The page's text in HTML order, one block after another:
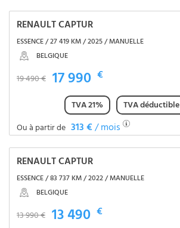
RENAULT CAPTUR
ESSENCE / 27 419 KM / 2025 / MANUELLE
BELGIQUE
19 490 € 17 990 €
TVA 21%
TVA déductible
Ou à partir de 313 €/ mois
RENAULT CAPTUR
ESSENCE / 83 737 KM / 2022 / MANUELLE
BELGIQUE
13 990 € 13 490 €